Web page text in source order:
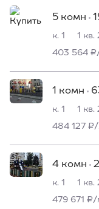
5 комн
к. 1 1 кв.
403 564
1 комн
к. 1 1 кв.
484 127
4 комн
к. 1 1 кв.
479 671